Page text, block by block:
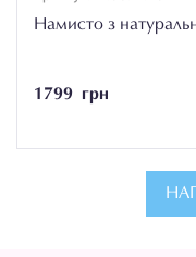
Намисто з
1799 грн